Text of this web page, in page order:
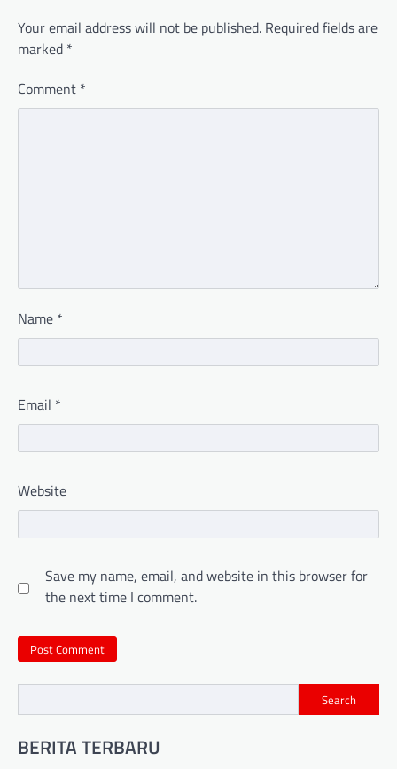
Your email address will not be published. Required fields are
marked *
Comment *
Name *
Email *
Website
Save my name, email, and website in this browser for
the next time I comment.
Search
BERITA TERBARU